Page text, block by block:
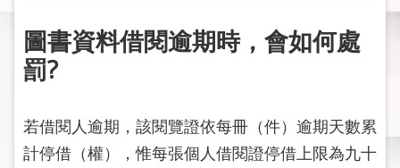
務
活
報
導
圖書資料借閱逾期時，會如何處
罰?
若借閱人逾期，該閱覽證依每冊（件）逾期天數累
計停借（權），惟每張個人借閱證停借上限為九十